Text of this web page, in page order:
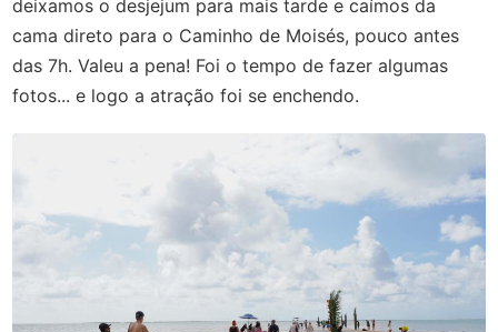
deixamos o desjejum para mais tarde e caímos da
cama direto para o Caminho de Moisés, pouco antes
das 7h. Valeu a pena! Foi o tempo de fazer algumas
fotos... e logo a atração foi se enchendo.